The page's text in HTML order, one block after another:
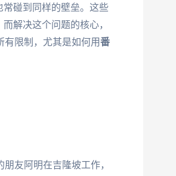
常碰到同样的壁垒。这些
解决这个问题的核心，
限制，尤其是如何用番
友阿明在吉隆坡工作，